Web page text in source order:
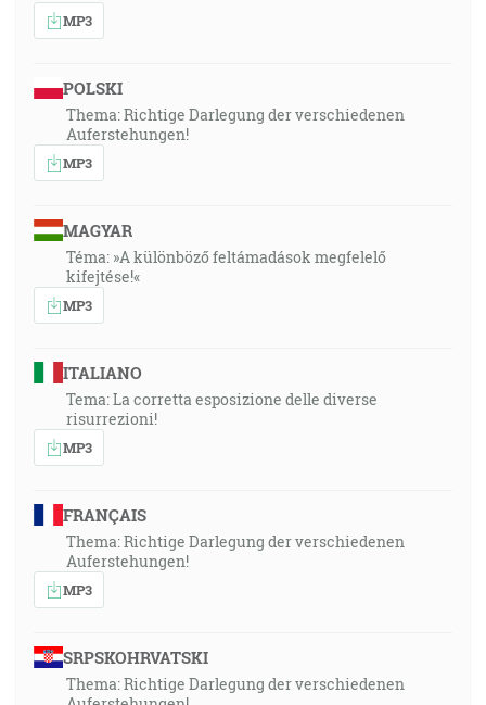
MP3
POLSKI
Thema: Richtige Darlegung der verschiedenen
Auferstehungen!
MP3
MAGYAR
Téma: »A különböző feltámadások megfelelő
kifejtése!«
MP3
ITALIANO
Tema: La corretta esposizione delle diverse
risurrezioni!
MP3
FRANÇAIS
Thema: Richtige Darlegung der verschiedenen
Auferstehungen!
MP3
SRPSKOHRVATSKI
Thema: Richtige Darlegung der verschiedenen